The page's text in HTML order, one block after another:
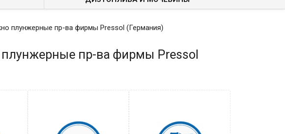
плунжерные пр-ва фирмы Pressol (Германия)
пр-ва фирмы Pressol